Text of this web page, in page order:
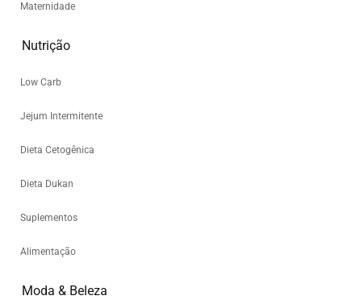
Maternidade
Nutrição
Low Carb
Jejum Intermitente
Dieta Cetogênica
Dieta Dukan
Suplementos
Alimentação
Moda & Beleza